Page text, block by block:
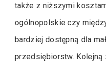
także z niższymi
ogólnopolskie czy
bardziej dostępną dla
przedsiębiorstw.